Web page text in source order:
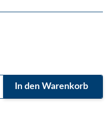
In den Warenkorb